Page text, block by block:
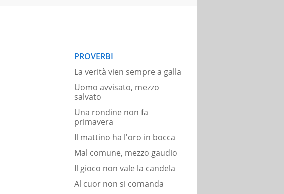
PROVERBI
La verità vien sempre a galla
Uomo avvisato, mezzo
salvato
Una rondine non fa
primavera
Il mattino ha l'oro in bocca
Mal comune, mezzo gaudio
Il gioco non vale la candela
Al cuor non si comanda